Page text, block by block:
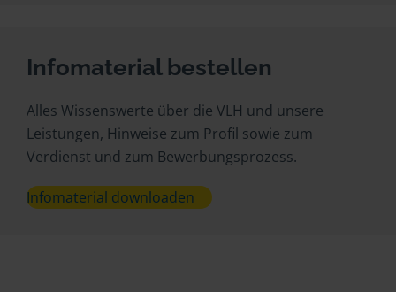
Infomaterial bestellen
Alles Wissenswerte über die VLH und unsere
Leistungen, Hinweise zum Profil sowie zum
Verdienst und zum Bewerbungsprozess.
Infomaterial downloaden